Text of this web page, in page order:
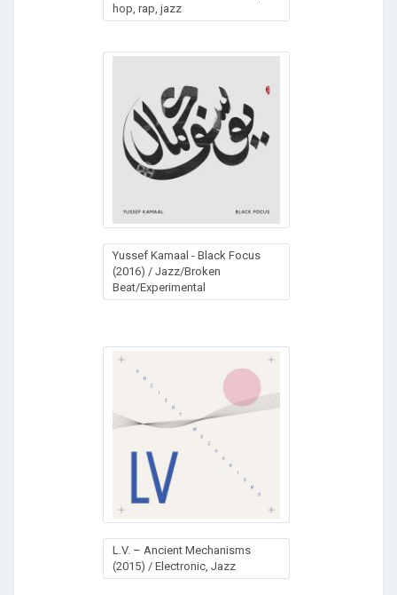
hop, rap, jazz
Yussef Kamaal - Black Focus
(2016) / Jazz/Broken
Beat/Experimental
L.V. – Ancient Mechanisms
(2015) / Electronic, Jazz